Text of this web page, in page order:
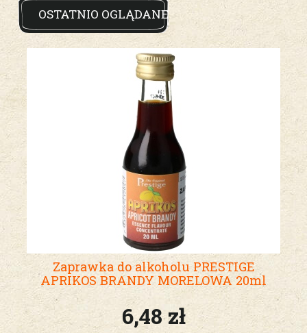
OSTATNIO OGLĄDANE
Zaprawka do alkoholu PRESTIGE
APRIKOS BRANDY MORELOWA 20ml
6,48 zł